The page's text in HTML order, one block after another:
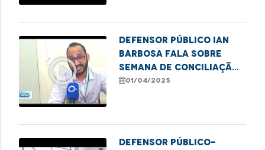
play_circle_outline
DEFENSOR PÚBLICO IAN
BARBOSA FALA SOBRE
SEMANA DE CONCILIAÇÃO
EM PRESIDENTE DUTRA
01/04/2025
Defensor público-